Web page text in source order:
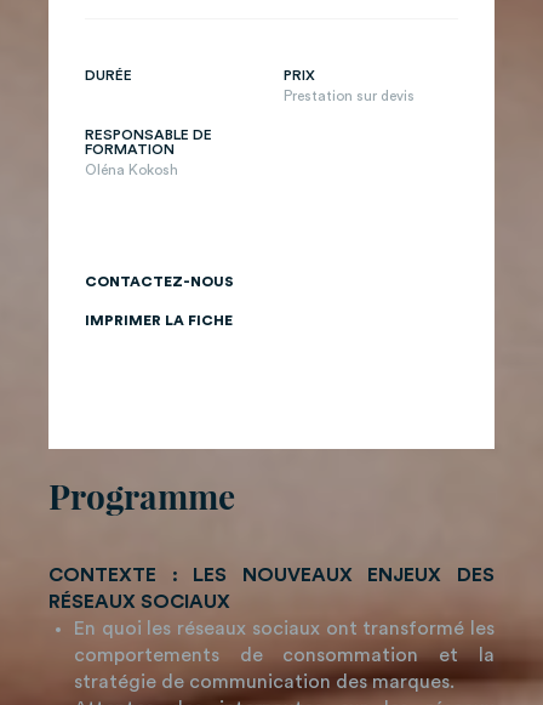
DURÉE
PRIX
Prestation sur devis
RESPONSABLE DE
FORMATION
Oléna Kokosh
CONTACTEZ-NOUS
IMPRIMER LA FICHE
Programme
CONTEXTE : LES NOUVEAUX ENJEUX DES
RÉSEAUX SOCIAUX
En quoi les réseaux sociaux ont transformé les
comportements de consommation et la
stratégie de communication des marques.